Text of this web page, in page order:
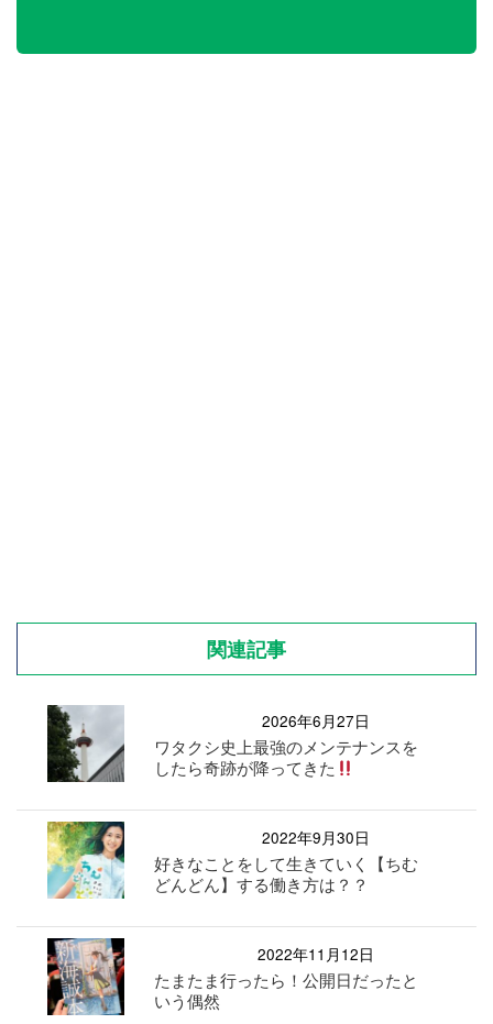
関連記事
2026年6月27日
ワタクシ史上最強のメンテナンスを
したら奇跡が降ってきた
2022年9月30日
好きなことをして生きていく【ちむ
どんどん】する働き方は？？
2022年11月12日
たまたま行ったら！公開日だったと
いう偶然